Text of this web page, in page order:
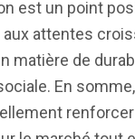
est un point
aux attentes
matière de
En